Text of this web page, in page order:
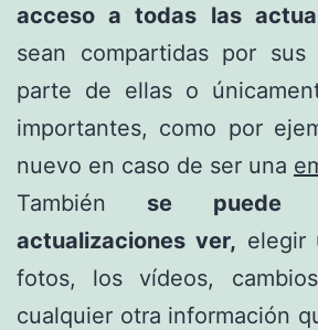
acceso a todas las
sean compartidas por
parte de ellas o
importantes, como por
nuevo en caso de ser una
También se puede
actualizaciones ver, elegir
fotos, los vídeos,
cualquier otra información